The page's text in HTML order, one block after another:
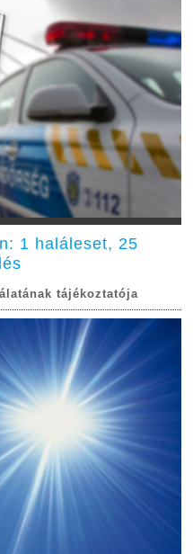
1 haláleset, 25
tájékoztatója